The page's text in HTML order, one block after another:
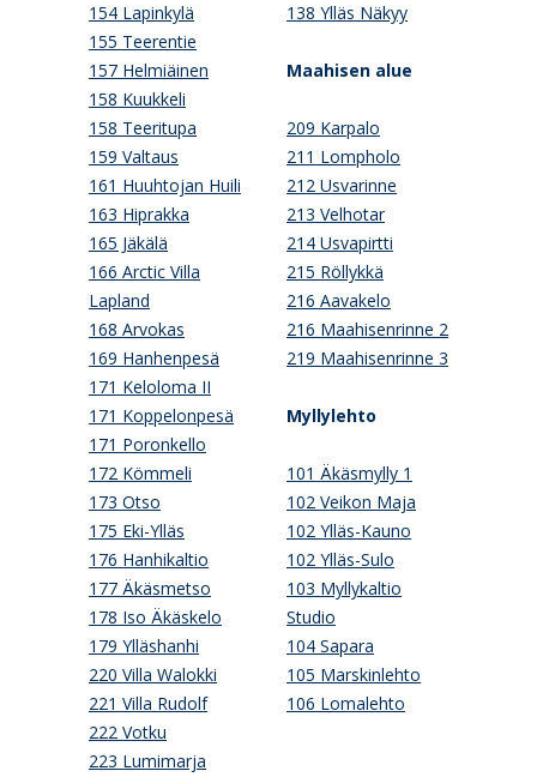
154 Lapinkylä
155 Teerentie
157 Helmiäinen
158 Kuukkeli
158 Teeritupa
159 Valtaus
161 Huuhtojan Huili
163 Hiprakka
165 Jäkälä
166 Arctic Villa
Lapland
168 Arvokas
169 Hanhenpesä
171 Keloloma II
171 Koppelonpesä
171 Poronkello
172 Kömmeli
173 Otso
175 Eki-Ylläs
176 Hanhikaltio
177 Äkäsmetso
178 Iso Äkäskelo
179 Ylläshanhi
220 Villa Walokki
221 Villa Rudolf
222 Votku
223 Lumimarja
138 Ylläs Näkyy
Maahisen alue
209 Karpalo
211 Lompholo
212 Usvarinne
213 Velhotar
214 Usvapirtti
215 Röllykkä
216 Aavakelo
216 Maahisenrinne 2
219 Maahisenrinne 3
Myllylehto
101 Äkäsmylly 1
102 Veikon Maja
102 Ylläs-Kauno
102 Ylläs-Sulo
103 Myllykaltio
Studio
104 Sapara
105 Marskinlehto
106 Lomalehto